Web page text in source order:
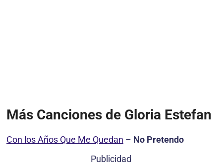
Más Canciones de Gloria Estefan
Con los Años Que Me Quedan – No Pretendo
Publicidad